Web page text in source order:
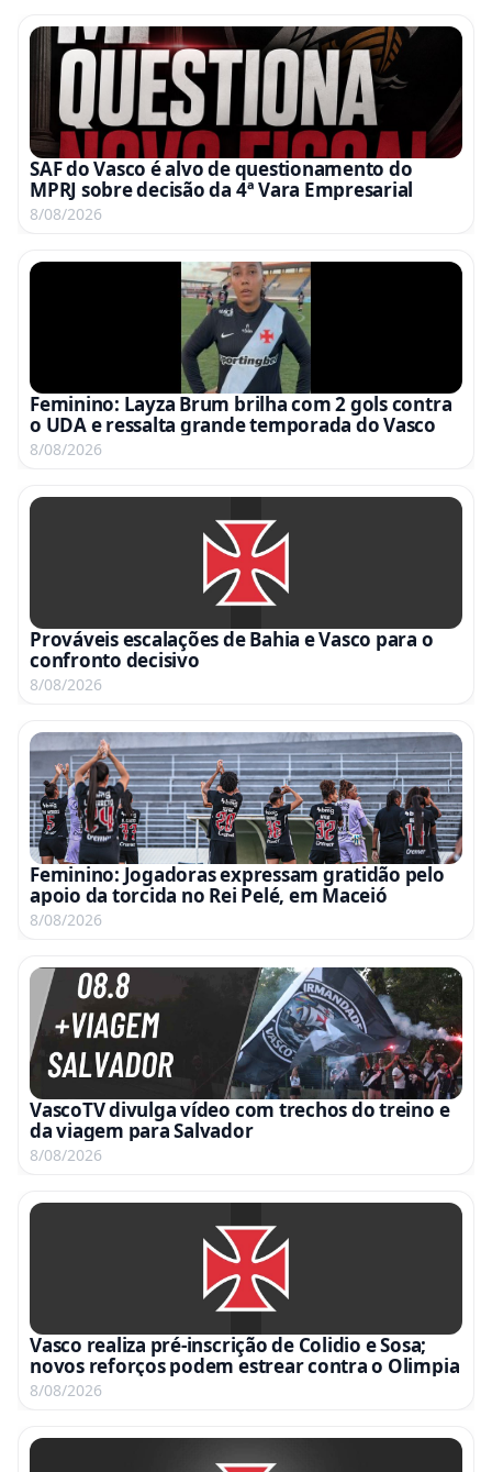
SAF do Vasco é alvo de questionamento do
MPRJ sobre decisão da 4ª Vara Empresarial
8/08/2026
Feminino: Layza Brum brilha com 2 gols contra
o UDA e ressalta grande temporada do Vasco
8/08/2026
Prováveis escalações de Bahia e Vasco para o
confronto decisivo
8/08/2026
Feminino: Jogadoras expressam gratidão pelo
apoio da torcida no Rei Pelé, em Maceió
8/08/2026
VascoTV divulga vídeo com trechos do treino e
da viagem para Salvador
8/08/2026
Vasco realiza pré-inscrição de Colidio e Sosa;
novos reforços podem estrear contra o Olimpia
8/08/2026